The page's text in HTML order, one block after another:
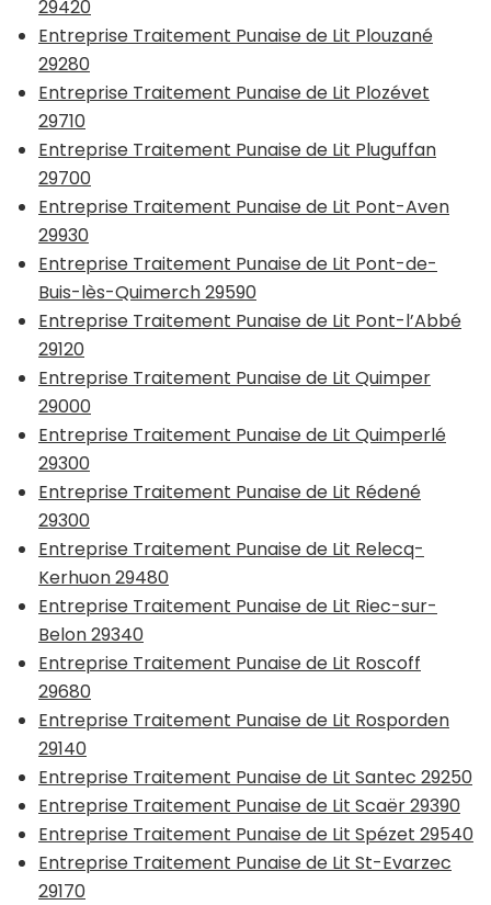
29420
Entreprise Traitement Punaise de Lit Plouzané
29280
Entreprise Traitement Punaise de Lit Plozévet
29710
Entreprise Traitement Punaise de Lit Pluguffan
29700
Entreprise Traitement Punaise de Lit Pont-Aven
29930
Entreprise Traitement Punaise de Lit Pont-de-
Buis-lès-Quimerch 29590
Entreprise Traitement Punaise de Lit Pont-l’Abbé
29120
Entreprise Traitement Punaise de Lit Quimper
29000
Entreprise Traitement Punaise de Lit Quimperlé
29300
Entreprise Traitement Punaise de Lit Rédené
29300
Entreprise Traitement Punaise de Lit Relecq-
Kerhuon 29480
Entreprise Traitement Punaise de Lit Riec-sur-
Belon 29340
Entreprise Traitement Punaise de Lit Roscoff
29680
Entreprise Traitement Punaise de Lit Rosporden
29140
Entreprise Traitement Punaise de Lit Santec 29250
Entreprise Traitement Punaise de Lit Scaër 29390
Entreprise Traitement Punaise de Lit Spézet 29540
Entreprise Traitement Punaise de Lit St-Evarzec
29170